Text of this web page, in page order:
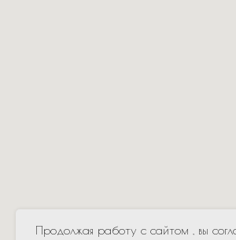
Продолжая работу с сайтом , вы